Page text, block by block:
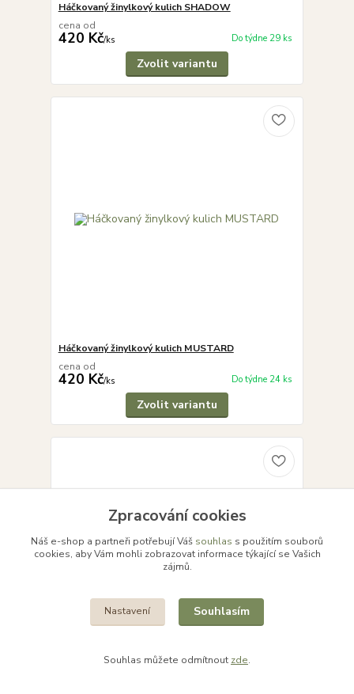
Háčkovaný žinylkový kulich SHADOW
cena od
420 Kč/ks Do týdne 29 ks
Zvolit variantu
Háčkovaný žinylkový kulich MUSTARD
cena od
420 Kč/ks Do týdne 24 ks
Zvolit variantu
Zpracování cookies
Náš e-shop a partneři potřebují Váš souhlas s použitím souborů
cookies, aby Vám mohli zobrazovat informace týkající se Vašich
zájmů.
Nastavení Souhlasím
Souhlas můžete odmítnout zde.